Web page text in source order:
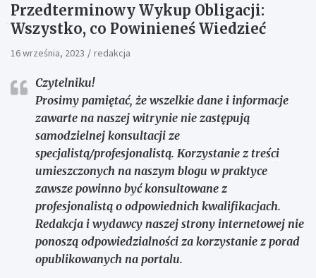
Przedterminowy Wykup Obligacji:
Wszystko, co Powinieneś Wiedzieć
16 września, 2023 redakcja
Czytelniku!
Prosimy pamiętać, że wszelkie dane i informacje
zawarte na naszej witrynie nie zastępują
samodzielnej konsultacji ze
specjalistą/profesjonalistą. Korzystanie z treści
umieszczonych na naszym blogu w praktyce
zawsze powinno być konsultowane z
profesjonalistą o odpowiednich kwalifikacjach.
Redakcja i wydawcy naszej strony internetowej nie
ponoszą odpowiedzialności za korzystanie z porad
opublikowanych na portalu.